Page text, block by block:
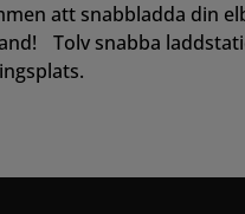
att snabbladda din
Tolv snabba